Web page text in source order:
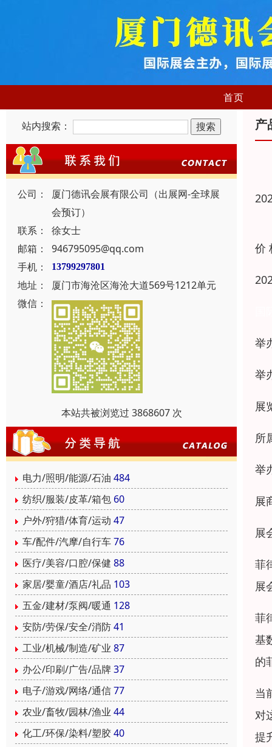
首页
站内搜索：
公司：
厦门德讯会展有限公司（出展网-全球展
会预订）
联系：
徐女士
邮箱：
946795095@qq.com
手机：
13799297801
地址：
厦门市海沧区海沧大道569号1212单元
微信：
本站共被浏览过 3868607 次
电力/照明/能源/石油 484
纺织/服装/皮革/箱包 60
户外/狩猎/体育/运动 47
车/配件/汽摩/自行车76
医疗/美容/口腔/保健 88
家居/婴童/酒店/礼品 103
五金/建材/泵阀/暖通 128
安防/劳保/安全/消防41
工业/机械/制造/矿业 87
办公/印刷/广告/品牌37
电子/游戏/网络/通信77
农业/畜牧/园林/渔业 44
化工/环保/染料/塑胶40
产
价
举
举
展
所
举
展
展
菲
展
菲
基
的
当
对
提